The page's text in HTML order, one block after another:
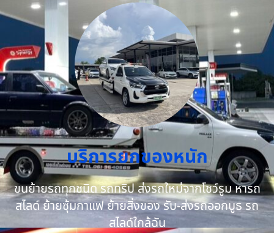
บริการยกของหนัก
ขนย้ายรถทุกชนิด รถทริป ส่งรถใหม่จากโชว์รูม หารถ
สไลด์ ย้ายซุ้มกาแฟ ย้ายสิ่งของ รับ-ส่งรถออกบูธ รถ
สไลด์ใกล้ฉัน